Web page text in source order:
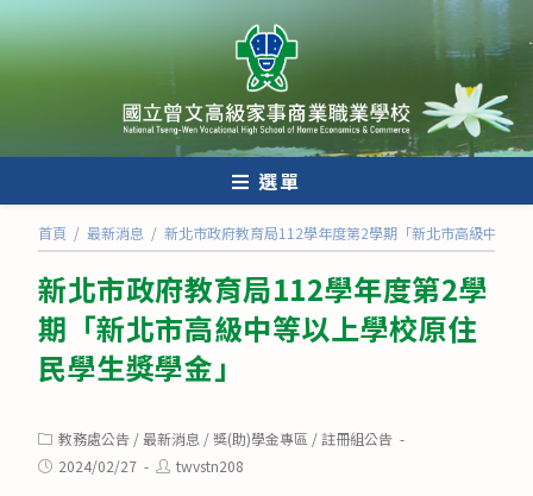
跳
轉
至
內
選單
首頁 / 最新消息 / 新北市政府教育局112學年度第2學期「新北市高級中等以
新北市政府教育局112學年度第2學
期「新北市高級中等以上學校原住
民學生獎學金」
Post
category:
教務處公告 /最新消息 /獎(助)學金專區 /註冊組公告
Post2024/02/27
Posttwvstn208